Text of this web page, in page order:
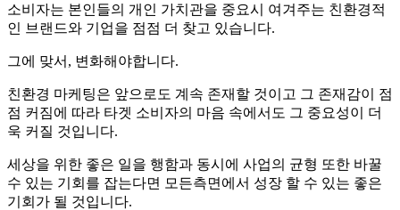
소비자는 본인들의 개인 가치관을 중요시 여겨주는 친환경적
인 브랜드와 기업을 점점 더 찾고 있습니다.
그에 맞서, 변화해야합니다.
친환경 마케팅은 앞으로도 계속 존재할 것이고 그 존재감이 점
점 커짐에 따라 타겟 소비자의 마음 속에서도 그 중요성이 더
욱 커질 것입니다.
세상을 위한 좋은 일을 행함과 동시에 사업의 균형 또한 바꿀
수 있는 기회를 잡는다면 모든측면에서 성장 할 수 있는 좋은
기회가 될 것입니다.